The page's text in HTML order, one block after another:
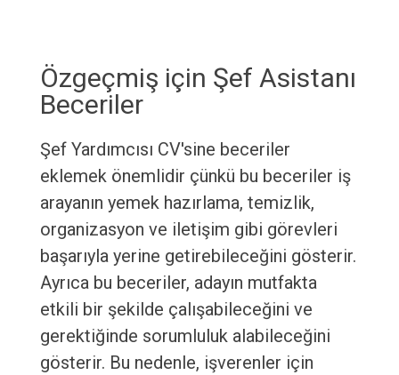
Özgeçmiş için Şef Asistanı
Beceriler
Şef Yardımcısı CV'sine beceriler
eklemek önemlidir çünkü bu beceriler iş
arayanın yemek hazırlama, temizlik,
organizasyon ve iletişim gibi görevleri
başarıyla yerine getirebileceğini gösterir.
Ayrıca bu beceriler, adayın mutfakta
etkili bir şekilde çalışabileceğini ve
gerektiğinde sorumluluk alabileceğini
gösterir. Bu nedenle, işverenler için